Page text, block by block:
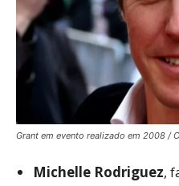
Grant em evento realizado em 2008 /
Michelle Rodriguez,